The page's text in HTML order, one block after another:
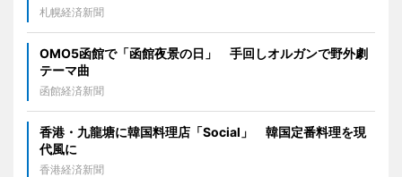
札幌経済新聞
OMO5函館で「函館夜景の日」 手回しオルガンで野外劇
テーマ曲
函館経済新聞
香港・九龍塘に韓国料理店「Social」 韓国定番料理を現
代風に
香港経済新聞